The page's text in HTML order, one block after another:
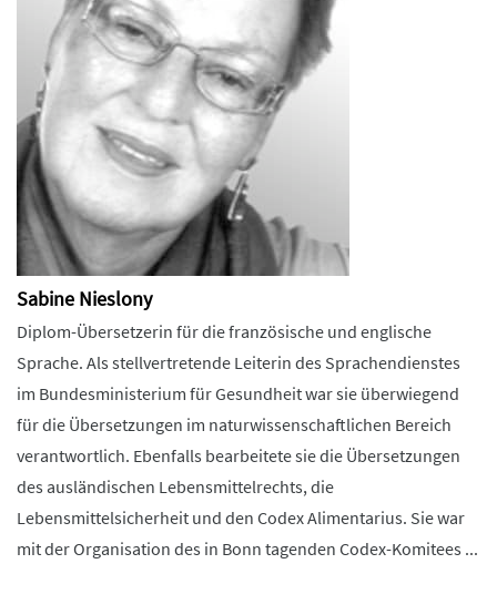
Sabine Nieslony
Diplom-Übersetzerin für die französische und englische
Sprache. Als stellvertretende Leiterin des Sprachendienstes
im Bundesministerium für Gesundheit war sie überwiegend
für die Übersetzungen im naturwissenschaftlichen Bereich
verantwortlich. Ebenfalls bearbeitete sie die Übersetzungen
des ausländischen Lebensmittelrechts, die
Lebensmittelsicherheit und den Codex Alimentarius. Sie war
mit der Organisation des in Bonn tagenden Codex-Komitees ...